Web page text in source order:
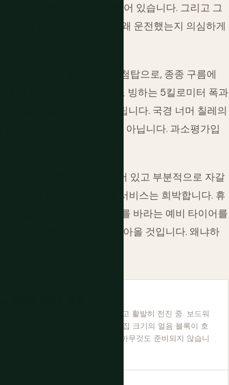
스텝을 통해 남쪽으로 뻗어 있습니다. 그리고 그
을 흔들어버리는 도로를 왜 운전했는지 의심하게
터까지 솟은 들쭉날쭉한 첨탑으로, 종종 구름에
게 합니다. 페리토 모레노 빙하는 5킬로미터 폭과
에 포격 소리처럼 떨어뜨립니다. 국경 너머 칠레의
을 세웁니다. 이는 과장이 아닙니다. 과소평가입
로는 부분적으로 포장되어 있고 부분적으로 자갈
아니라 등장인물입니다. 서비스는 희박합니다. 휴
리고 진심으로 필요 없기를 바라는 예비 타이어를
드라이브라고 묘사하며 돌아올 것입니다. 왜냐하
5킬로미터 폭, 60미터 높이, 그리고 활발히 전진 중. 보드워
크에 서서 갈라지는 소리를 듣고, 집 크기의 얼음 블록이 호
수에 부딪히는 것을 지켜보세요. 아무것도 준비되지 않습니